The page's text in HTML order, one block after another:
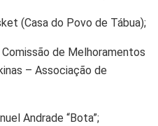
(Casa do Povo de Tábua);
Comissão de Melhoramentos
– Associação de
Andrade “Bota”;